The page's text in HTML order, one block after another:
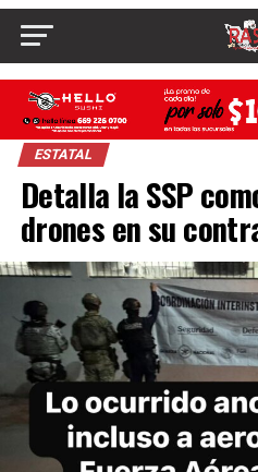
ESTATAL
Detalla la SSP
drones en su